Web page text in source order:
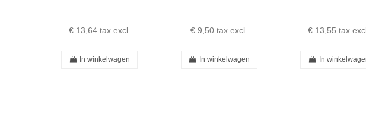
€ 13,64 tax excl.
In winkelwagen
€ 9,50 tax excl.
In winkelwagen
€ 13,55 tax
In